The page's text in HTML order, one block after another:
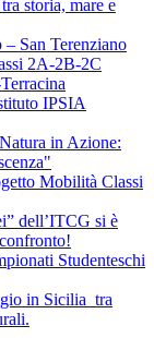
storia, mare e
San Terenziano
2A-2B-2C
IPSIA
in Azione:
Mobilità Classi
dell’ITCG si è
Studenteschi
in Sicilia tra